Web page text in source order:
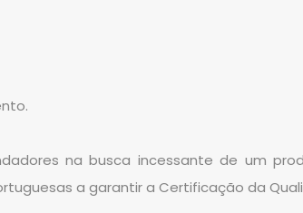
na busca incessante de um
a garantir a Certificação da